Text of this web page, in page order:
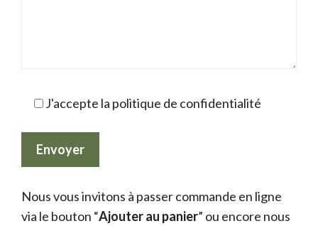
J'accepte la politique de confidentialité
Nous vous invitons à passer commande en ligne
via le bouton “Ajouter au panier” ou encore nous